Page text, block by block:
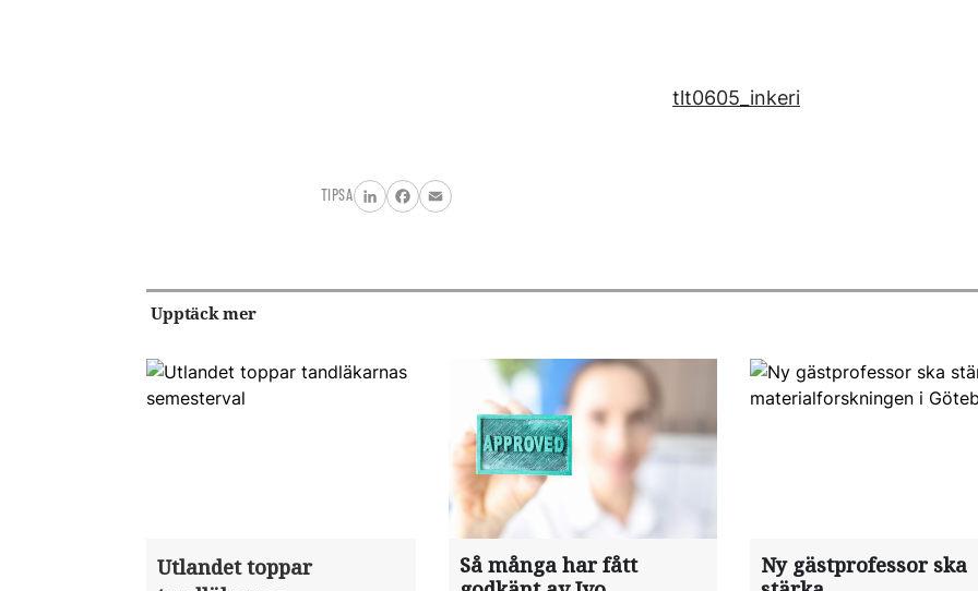
tlt0605_inkeri
TIPSA
LinkedInFacebook
Email
Upptäck mer
Utlandet toppar
Så många har fått
Ny gästprofessor ska